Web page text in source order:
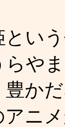
とい
らや
豊か
ニ